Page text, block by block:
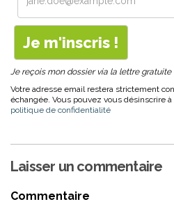
Je reçois mon dossier via la lettre gratuite
Votre adresse email restera strictement
échangée. Vous pouvez vous désinscrire
politique de confidentialité
Laisser un commentaire
Commentaire